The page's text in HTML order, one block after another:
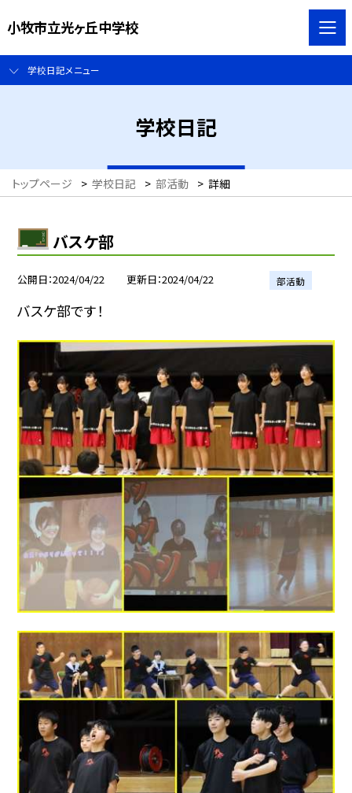
小牧市立光ヶ丘中学校
学校日記メニュー
学校日記
トップページ > 学校日記 > 部活動 > 詳細
バスケ部
公開日 2024/04/22 更新日 2024/04/22 部活動
バスケ部です！